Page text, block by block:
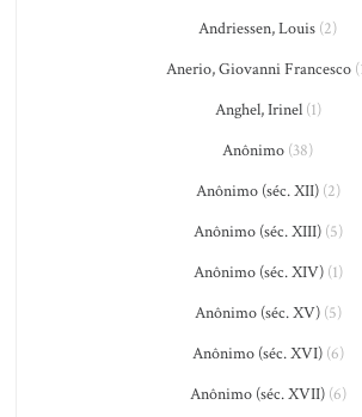
Andriessen, Louis (2)
Anerio, Giovanni Francesco
Anghel, Irinel(1)
Anônimo (38)
Anônimo (séc. XII)(2)
Anônimo (séc. XIII)(5)
Anônimo (séc. XIV)(1)
Anônimo (séc. XV)(5)
Anônimo (séc. XVI)(6)
Anônimo (séc. XVII)(6)